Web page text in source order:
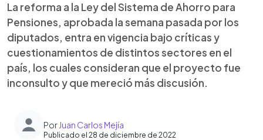
La reforma a la Ley del Sistema de Ahorro para
Pensiones, aprobada la semana pasada por los
diputados, entra en vigencia bajo críticas y
cuestionamientos de distintos sectores en el
país, los cuales consideran que el proyecto fue
inconsulto y que mereció más discusión.
Por Juan Carlos Mejía
Publicado el 28 de diciembre de 2022